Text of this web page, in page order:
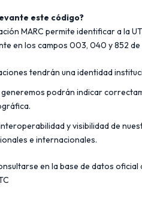
este código?
MARC permite identificar a la
en los campos 003, 040 y 852
tendrán una identidad
podrán indicar
y visibilidad de
e internacionales.
en la base de datos